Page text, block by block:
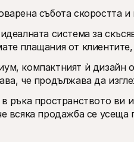
събота скоростта
система за
плащания от
компактният ѝ дизайн
че продължава да
ръка пространството ви
всяка продажба се усеща